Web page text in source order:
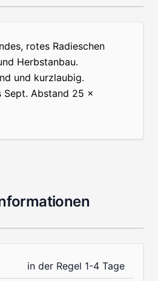
rotes Radieschen
Herbstanbau.
und kurzlaubig.
Sept. Abstand 25 x
in der Regel 1-4 Tage